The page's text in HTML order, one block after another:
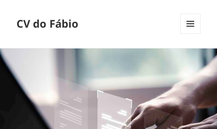
CV do Fábio